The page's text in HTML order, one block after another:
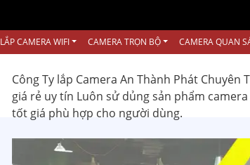
LẮP CAMERA WIFI CAMERA TRỌN BỘ CAMERA QUAN
Công Ty lắp Camera An Thành Phát
giá rẻ uy tín Luôn sử dủng sản phẩm
tốt giá phù hợp cho người dùng.